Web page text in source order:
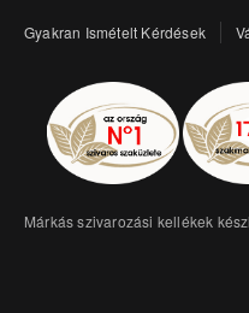
Gyakran Ismételt Kérdések
Márkás szivarozási kellékek